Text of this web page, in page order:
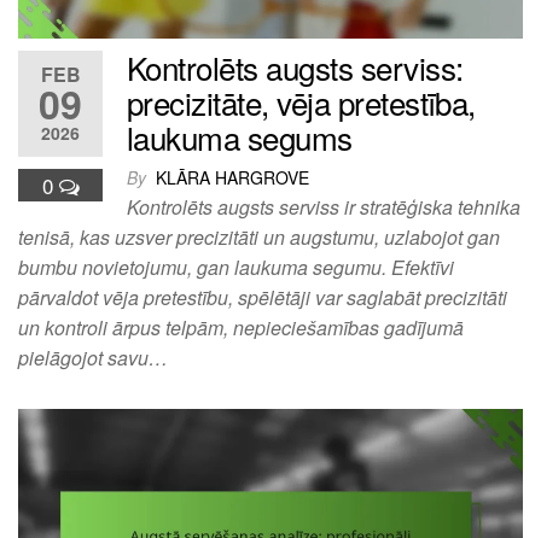
FEB
09
2026
0
Kontrolēts augsts serviss:
precizitāte, vēja pretestība,
laukuma segums
By KLĀRA HARGROVE
Kontrolēts augsts serviss ir stratēģiska tehnika
tenisā, kas uzsver precizitāti un augstumu, uzlabojot gan
bumbu novietojumu, gan laukuma segumu. Efektīvi
pārvaldot vēja pretestību, spēlētāji var saglabāt precizitāti
un kontroli ārpus telpām, nepieciešamības gadījumā
pielāgojot savu…